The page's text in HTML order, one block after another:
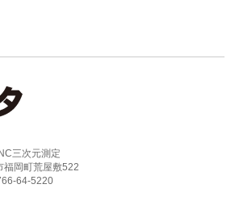
三次元測定
岡町荒屋敷522
64-5220